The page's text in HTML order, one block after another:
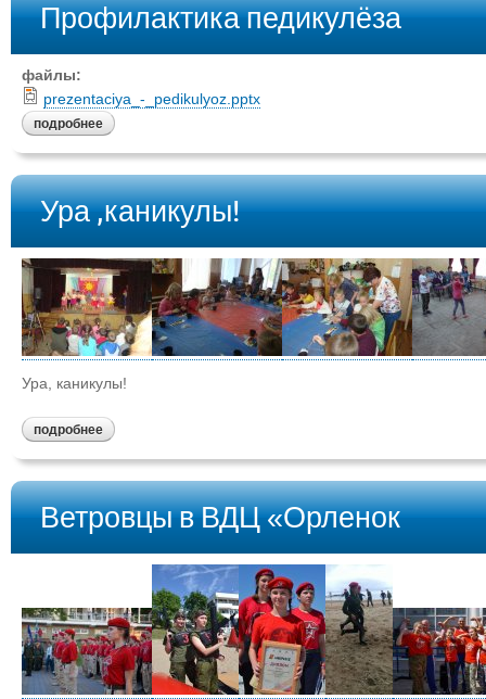
Профилактика педикулёза
файлы:
prezentaciya_-_pedikulyoz.pptx
подробнее
Ура ,каникулы!
Ура, каникулы!
подробнее
Ветровцы в ВДЦ «Орленок